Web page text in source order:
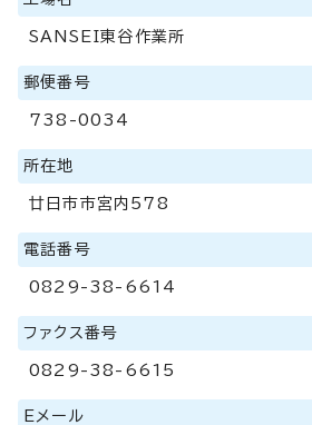
SANSEI東谷作業所
郵便番号
738-0034
所在地
廿日市市宮内578
電話番号
0829-38-6614
ファクス番号
0829-38-6615
Eメール